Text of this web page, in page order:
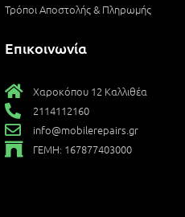
Τρόποι Αποστολής & Πληρωμής
Επικοινωνία
Χαροκόπου 12 Καλλιθέα
2114112160
info@mobilerepairs.gr
ΓΕΜΗ: 167877403000